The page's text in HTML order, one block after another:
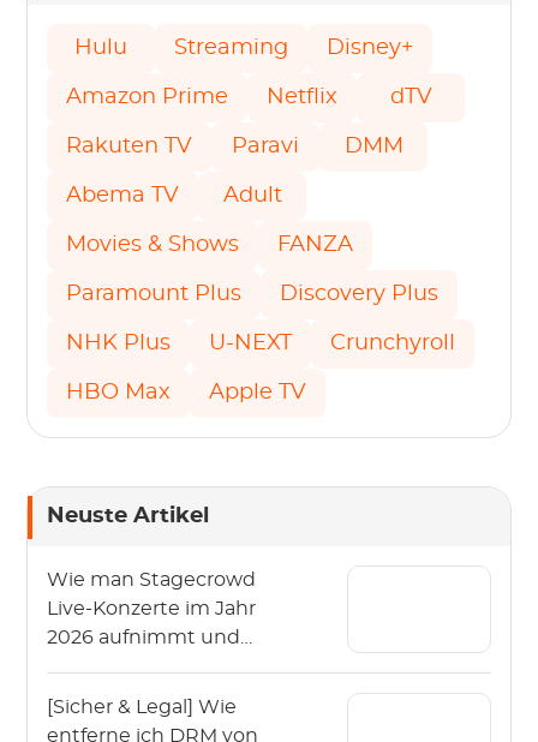
Hulu Streaming Disney+
Amazon Prime Netflix dTV
Rakuten TV Paravi DMM
Abema TV Adult
Movies & Shows FANZA
Paramount Plus Discovery Plus
NHK Plus U-NEXT Crunchyroll
HBO Max Apple TV
Neuste Artikel
Wie man Stagecrowd
Live-Konzerte im Jahr
2026 aufnimmt und
[Sicher & Legal] Wie
entferne ich DRM von